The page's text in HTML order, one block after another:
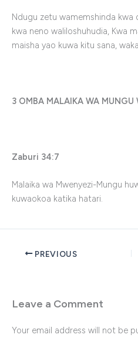
Ndugu zetu wamemshinda kwa
kwa neno waliloshuhudia, Kwa
maisha yao kuwa kitu sana,
3 OMBA MALAIKA WA MUNGU
Zaburi 34:7
Malaika wa Mwenyezi-Mungu
kuwaokoa katika hatari.
PREVIOUS
Leave a Comment
Your email address will not be